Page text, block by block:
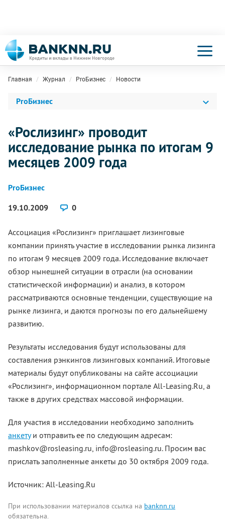
Главная Журнал ProБизнес Новости
ProБизнес
«Рослизинг» проводит
исследование рынка по итогам 9
месяцев 2009 года
ProБизнес
19.10.2009
0
Ассоциация «Рослизинг» приглашает лизинговые
компании принять участие в исследовании рынка лизинга
по итогам 9 месяцев 2009 года. Исследование включает
обзор нынешней ситуации в отрасли (на основании
статистической информации) и анализ, в котором
рассматриваются основные тенденции, существующие на
рынке лизинга, и даются прогнозы по его дальнейшему
развитию.
Результаты исследования будут использованы для
составления рэнкингов лизинговых компаний. Итоговые
материалы будут опубликованы на сайте ассоциации
«Рослизинг», информационном портале All-Leasing.Ru, а
также в других средствах массовой информации.
Для участия в исследовании необходимо заполнить
анкетуи отправить ее по следующим адресам:
mashkov@rosleasing.ru, info@rosleasing.ru. Просим вас
прислать заполненные анкеты до 30 октября 2009 года.
Источник: All-Leasing.Ru
При использовании материалов ссылка на banknn.ru
обязательна.